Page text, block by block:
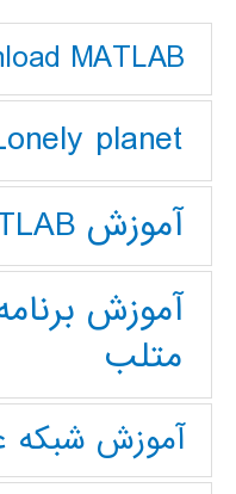
MATLAB
planet
آموزش MATLAB
آموزش
متلب
آموزش شبکه